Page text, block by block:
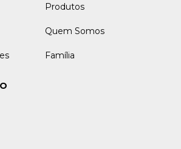
Produtos
Quem Somos
Família